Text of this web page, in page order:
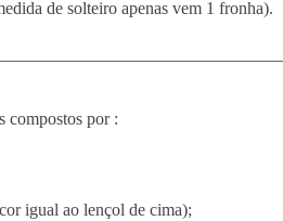
de solteiro apenas vem 1 fronha).
compostos por :
igual ao lençol de cima);